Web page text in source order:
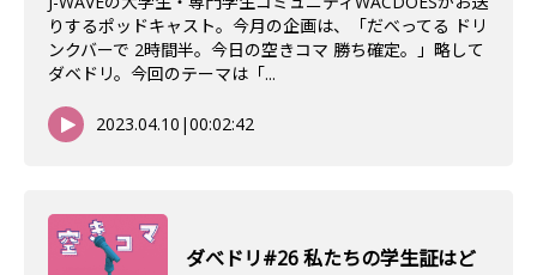
りするポッドキャスト。今月の企画は、「だべってる ドリ
ンクバーで 2時間半。今日の空きコマ 勝ち確定。」略して
ダベドリ。今回のテーマは「...
2023.04.10 |00:02:42
ダべドリ#26 私たちの学生証はど